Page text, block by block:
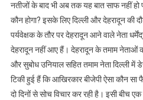
नतीजों के बाद भी अब तक यह बात साफ नहीं
कौन होगा? इसके लिए दिल्ली और देहरादून की
पर्यवेक्षक के तौर पर देहरादून आने वाले नेता
देहरादून नहीं आए हैं। देहरादून के तमाम नेताओं
और सुबोध उनियाल सहित तमाम नेता दिल्ली में
टिकी हुई हैं कि आखिरकार बीजेपी ऐसा कौन सा
दो दिनों से सोच विचार कर रही है। इसी बीच